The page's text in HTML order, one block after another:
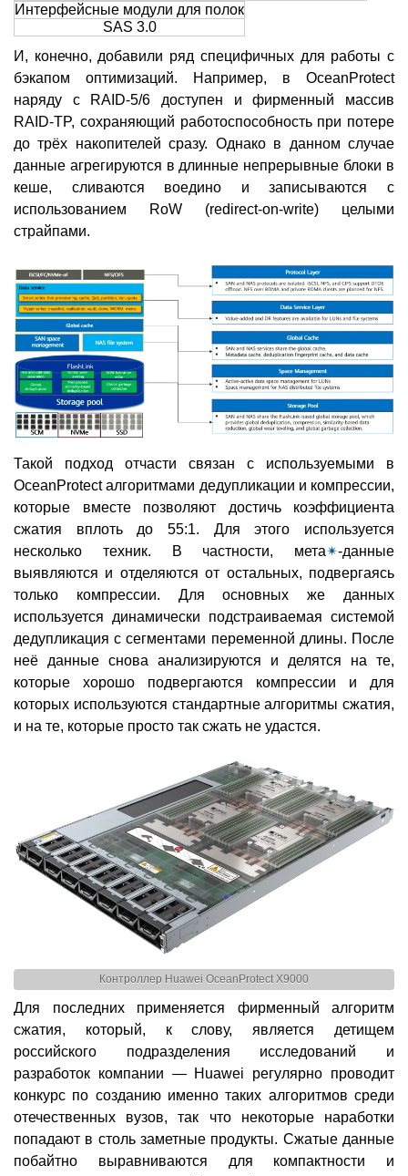
Интерфейсные модули для полок
SAS 3.0
И, конечно, добавили ряд специфичных для работы с
бэкапом оптимизаций. Например, в OceanProtect
наряду с RAID-5/6 доступен и фирменный массив
RAID-TP, сохраняющий работоспособность при потере
до трёх накопителей сразу. Однако в данном случае
данные агрегируются в длинные непрерывные блоки в
кеше, сливаются воедино и записываются с
использованием RoW (redirect-on-write) целыми
страйпами.
Такой подход отчасти связан с используемыми в
OceanProtect алгоритмами дедупликации и компрессии,
которые вместе позволяют достичь коэффициента
сжатия вплоть до 55:1. Для этого используется
несколько техник. В частности, мета✴-данные
выявляются и отделяются от остальных, подвергаясь
только компрессии. Для основных же данных
используется динамически подстраиваемая системой
дедупликация с сегментами переменной длины. После
неё данные снова анализируются и делятся на те,
которые хорошо подвергаются компрессии и для
которых используются стандартные алгоритмы сжатия,
и на те, которые просто так сжать не удастся.
Контроллер Huawei OceanProtect X9000
Для последних применяется фирменный алгоритм
сжатия, который, к слову, является детищем
российского подразделения исследований и
разработок компании — Huawei регулярно проводит
конкурс по созданию именно таких алгоритмов среди
отечественных вузов, так что некоторые наработки
попадают в столь заметные продукты. Сжатые данные
побайтно выравниваются для компактности и